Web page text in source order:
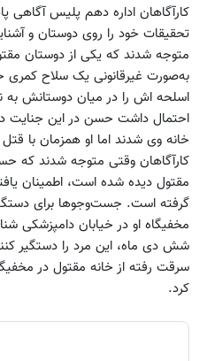
کارآگاهان اداره دهم پلیس آگاهی
تحقیقات خود را روی دوستان و
متوجه شدند که یکی از دوستان
به‌صورت غیرقانونی یک سلاح کمری
اسلحه اش را در میان دوستانش به
احتمال داشت حسن در این جنایت
خانه وی شدند اما او همزمان با قتل
کارآگاهان وقتی متوجه شدند که
مقتول دیده شده است، اطمینان
گرفته است. جست‌وجوها برای
مخفیگاه او در خیابان دامپزشکی
شش دی ماه، این مرد را دستگیر
سرقت رفته از خانه مقتول در
کرد.